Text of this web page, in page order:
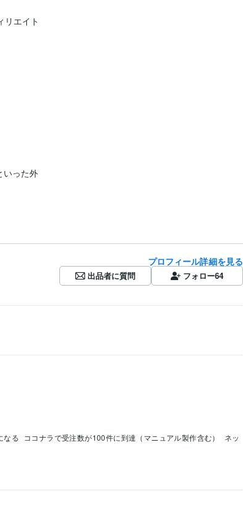
リエイト
いった外
プロフィール詳細を見る
出品者に質問 フォロー64
なる ココナラで受注数が100件に到達（マニュアル製作含む）
ネッ